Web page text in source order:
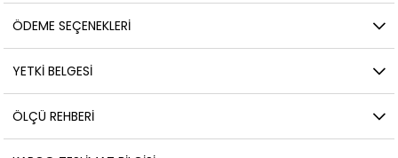
ÖDEME SEÇENEKLERI
YETKİ BELGESİ
ÖLÇÜ REHBERI